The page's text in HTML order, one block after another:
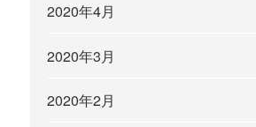
2020年4月
2020年3月
2020年2月